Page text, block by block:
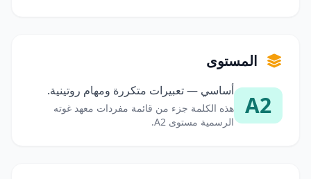
المستوى
A2
أساسي — تعبيرات متكررة ومهام روتينية.
هذه الكلمة جزء من قائمة مفردات معهد غوته
الرسمية مستوى A2.